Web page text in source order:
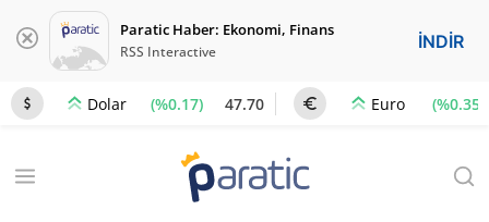
Paratic Haber: Ekonomi, Finans
RSS Interactive İNDİR
Dolar (%0.17) 47.70 Euro (%0.35)